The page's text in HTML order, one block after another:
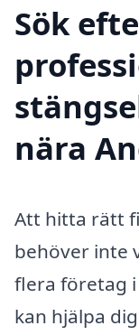
Sök
nära
Att hitta rätt
behöver inte
flera företag
kan hjälpa